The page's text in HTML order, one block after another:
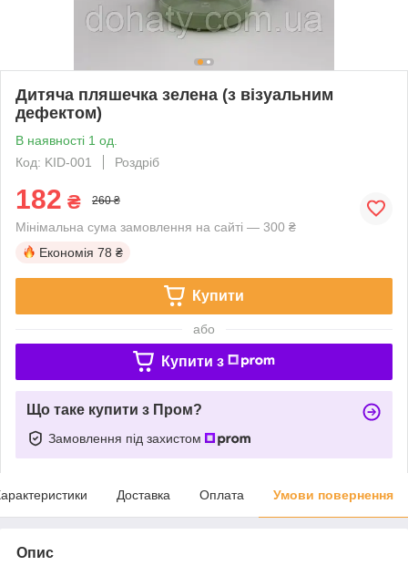
Дитяча пляшечка зелена (з візуальним
дефектом)
В наявності 1 од.
Код: KID-001
Роздріб
182 ₴ 260 ₴
Мінімальна сума замовлення на сайті — 300 ₴
Економія 78 ₴
Купити
або
Купити з
Що таке купити з Пром?
Замовлення під захистом
Доставка Оплата Умови повернення
Опис